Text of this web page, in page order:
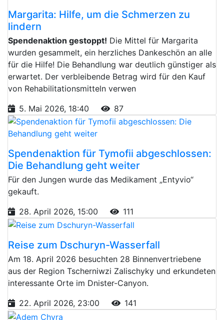
Margarita: Hilfe, um die Schmerzen zu
lindern
Spendenaktion gestoppt! Die Mittel für Margarita
wurden gesammelt, ein herzliches Dankeschön an alle
für die Hilfe! Die Behandlung war deutlich günstiger als
erwartet. Der verbleibende Betrag wird für den Kauf
von Rehabilitationsmitteln verwen
5. Mai 2026, 18:40
87
Spendenaktion für Tymofii abgeschlossen:
Die Behandlung geht weiter
Für den Jungen wurde das Medikament „Entyvio“
gekauft.
28. April 2026, 15:00
111
Reise zum Dschuryn-Wasserfall
Am 18. April 2026 besuchten 28 Binnenvertriebene
aus der Region Tscherniwzi Zalischyky und erkundeten
interessante Orte im Dnister-Canyon.
22. April 2026, 23:00
141